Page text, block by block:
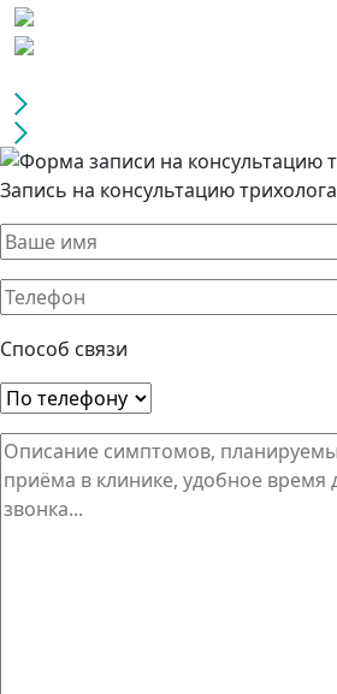
Запись на консультацию трихолога
Способ связи